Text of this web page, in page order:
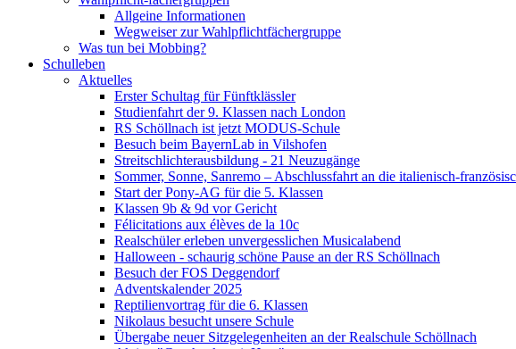
Allgeine Informationen
Wegweiser zur Wahlpflichtfächergruppe
Was tun bei Mobbing?
Schulleben
Aktuelles
Erster Schultag für Fünftklässler
Studienfahrt der 9. Klassen nach London
RS Schöllnach ist jetzt MODUS-Schule
Besuch beim BayernLab in Vilshofen
Streitschlichterausbildung - 21 Neuzugänge
Sommer, Sonne, Sanremo – Abschlussfahrt an die italienisch-
Start der Pony-AG für die 5. Klassen
Klassen 9b & 9d vor Gericht
Félicitations aux élèves de la 10c
Realschüler erleben unvergesslichen Musicalabend
Halloween - schaurig schöne Pause an der RS Schöllnach
Besuch der FOS Deggendorf
Adventskalender 2025
Reptilienvortrag für die 6. Klassen
Nikolaus besucht unsere Schule
Übergabe neuer Sitzgelegenheiten an der Realschule Schöllnach